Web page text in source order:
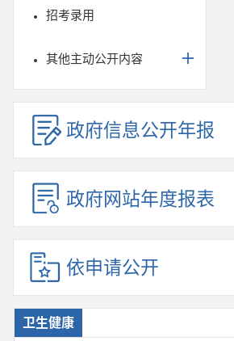
招考录用
其他主动公开内容
政府信息公开年报
政府网站年度报表
依申请公开
卫生健康